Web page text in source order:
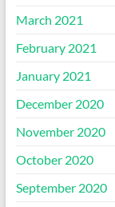
March 2021
February 2021
January 2021
December 2020
November 2020
October 2020
September 2020